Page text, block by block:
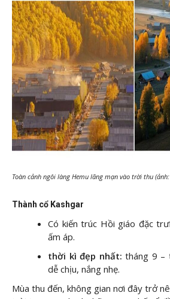
Toàn cảnh ngôi làng Hemu lãng mạn vào trời thu
Thành cổ Kashgar
Có kiến trúc Hồi giáo đặc
ấm áp.
thời kì đẹp nhất: tháng 9 –
dễ chịu, nắng nhẹ.
Mùa thu đến, không gian nơi đây trở